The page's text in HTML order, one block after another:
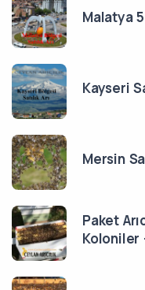
Malatya
Kayseri
Mersin
Paket
Koloniler